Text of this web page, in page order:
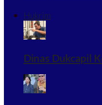
Hukrim
Dinas Dukcapil